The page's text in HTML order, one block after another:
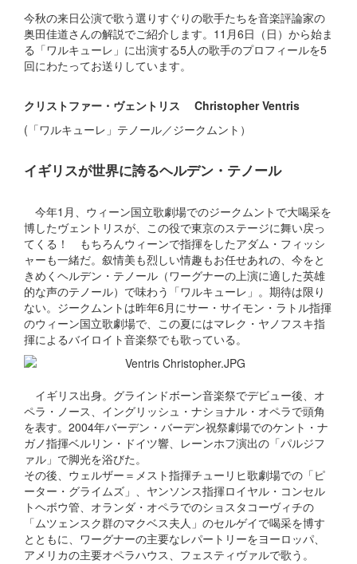
今秋の来日公演で歌う選りすぐりの歌手たちを音楽評論家の
奥田佳道さんの解説でご紹介します。11月6日（日）から始ま
る「ワルキューレ」に出演する5人の歌手のプロフィールを5
回にわたってお送りしています。
クリストファー・ヴェントリス Christopher Ventris
(「ワルキューレ」テノール／ジークムント）
イギリスが世界に誇るヘルデン・テノール
今年1月、ウィーン国立歌劇場でのジークムントで大喝采を
博したヴェントリスが、この役で東京のステージに舞い戻っ
てくる！ もちろんウィーンで指揮をしたアダム・フィッシ
ャーも一緒だ。叙情美も烈しい情趣もお任せあれの、今をと
きめくヘルデン・テノール（ワーグナーの上演に適した英雄
的な声のテノール）で味わう「ワルキューレ」。期待は限り
ない。ジークムントは昨年6月にサー・サイモン・ラトル指揮
のウィーン国立歌劇場で、この夏にはマレク・ヤノフスキ指
揮によるバイロイト音楽祭でも歌っている。
イギリス出身。グラインドボーン音楽祭でデビュー後、オ
ペラ・ノース、イングリッシュ・ナショナル・オペラで頭角
を表す。2004年バーデン・バーデン祝祭劇場でのケント・ナ
ガノ指揮ベルリン・ドイツ響、レーンホフ演出の「パルジフ
ァル」で脚光を浴びた。
その後、ウェルザー＝メスト指揮チューリヒ歌劇場での「ピ
ーター・グライムズ」、ヤンソンス指揮ロイヤル・コンセル
トヘボウ管、オランダ・オペラでのショスタコーヴィチの
「ムツェンスク群のマクベス夫人」のセルゲイで喝采を博す
とともに、ワーグナーの主要なレパートリーをヨーロッパ、
アメリカの主要オペラハウス、フェスティヴァルで歌う。